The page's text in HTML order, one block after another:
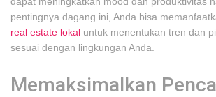
pentingnya dagang ini, Anda bisa
real estate lokal untuk menentukan tren dan
sesuai dengan lingkungan Anda.
Memaksimalkan